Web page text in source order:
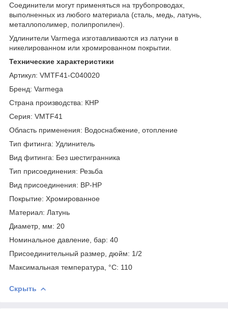
Соединители могут применяться на трубопроводах,
выполненных из любого материала (сталь, медь, латунь,
металлополимер, полипропилен).
Удлинители Varmega изготавливаются из латуни в
никелированном или хромированном покрытии.
Технические характеристики
Артикул: VMTF41-C040020
Бренд: Varmega
Страна производства: КНР
Серия: VMTF41
Область применения: Водоснабжение, отопление
Тип фитинга: Удлинитель
Вид фитинга: Без шестигранника
Тип присоединения: Резьба
Вид присоединения: ВР-НР
Покрытие: Хромированное
Материал: Латунь
Диаметр, мм: 20
Номинальное давление, бар: 40
Присоединительный размер, дюйм: 1/2
Максимальная температура, °С: 110
Скрыть